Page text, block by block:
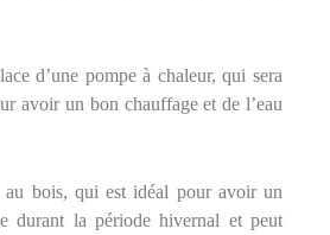
d’une pompe à chaleur, qui sera
avoir un bon chauffage et de l’eau
au bois, qui est idéal pour avoir un
durant la période hivernal et peut